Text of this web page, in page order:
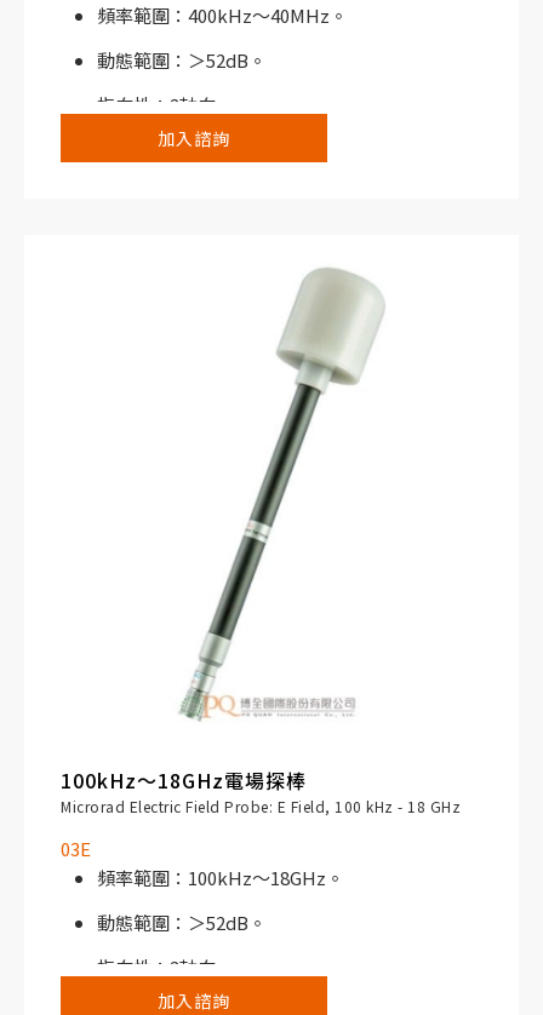
頻率範圍：400kHz～40MHz。
動態範圍：＞52dB。
指向性：3軸向。
搭配NHT310寬頻電磁場分析儀或NHT3D選頻/
加入諮詢
100kHz～18GHz電場探棒
Microrad Electric Field Probe: E Field, 100 kHz - 18 GHz
03E
頻率範圍：100kHz～18GHz。
動態範圍：＞52dB。
指向性：3軸向。
加入諮詢